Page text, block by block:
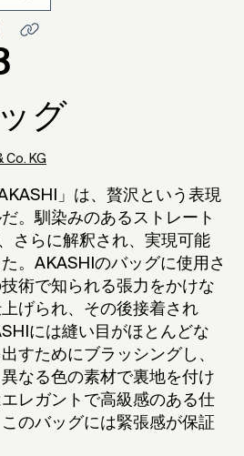
グ
Co. KG
」は、贅沢という表現
。馴染みのあるストレート
さらに解釈され、実現可能
。AKASHIのバッグに使用さ
術で知られる張力をかけな
げられ、その後接着され
には縫い目がほとんどな
すためにブラッシングし、
なる色の素材で裏地を付け
レガントで高級感のある仕
のバッグには緊張感が保証